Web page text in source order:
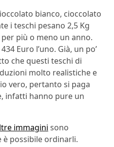
bianco, cioccolato
i teschi pesano 2,5 Kg
più o meno un anno.
Euro l’uno. Già, un po’
che questi teschi di
molto realistiche e
vero, pertanto si paga
infatti hanno pure un
immagini sono
è possibile ordinarli.